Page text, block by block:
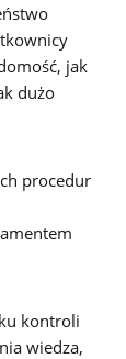
jak
dużo
procedur
kontroli
wiedza,